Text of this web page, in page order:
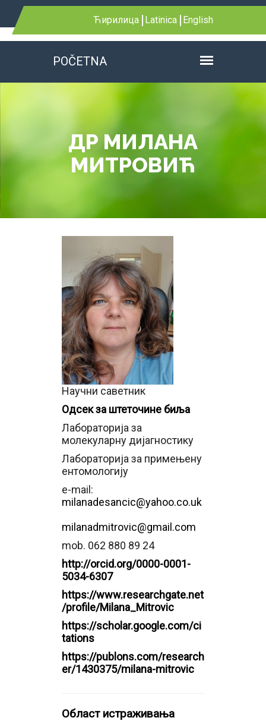
Ћирилица Latinica English
POČETNA
ДР МИЛАНА
МИТРОВИЋ
Научни саветник
Одсек за штеточине биља
Лабораторија за
молекуларну дијагностику
Лабораторија за примењену
ентомологију
e-mail:
milanadesancic@yahoo.co.uk
milanadmitrovic@gmail.com
mob. 062 880 89 24
http://orcid.org/0000-0001-
5034-6307
https://www.researchgate.net
/profile/Milana_Mitrovic
https://scholar.google.com/ci
tations
https://publons.com/research
er/1430375/milana-mitrovic
Област истраживања